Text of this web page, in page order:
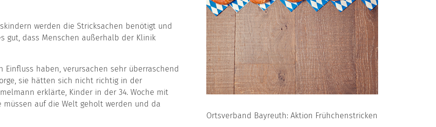
werden die Stricksachen benötigt und
gut, dass Menschen außerhalb der Klinik
haben, verursachen sehr überraschend
sie hätten sich nicht richtig in der
erklärte, Kinder in der 34. Woche mit
müssen auf die Welt geholt werden und da
Ortsverband Bayreuth: Aktion Frühchenstricken